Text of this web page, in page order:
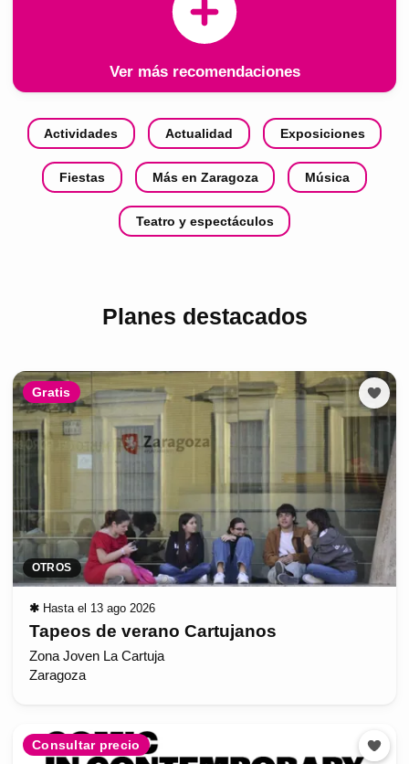
Ver más recomendaciones
Actividades Actualidad Exposiciones
Fiestas Más en Zaragoza Música
Teatro y espectáculos
Planes destacados
Gratis
OTROS
✱ Hasta el 13 ago 2026
Tapeos de verano Cartujanos
Zona Joven La Cartuja
Zaragoza
Consultar precio